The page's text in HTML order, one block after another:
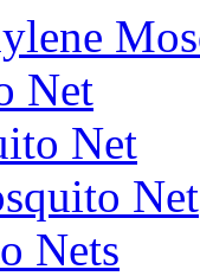
Net
Net
Net
Nets